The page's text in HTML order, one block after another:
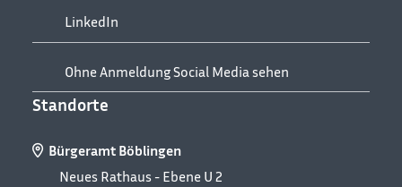
LinkedIn
Ohne Anmeldung Social Media sehen
Standorte
Bürgeramt Böblingen
Neues Rathaus - Ebene U 2